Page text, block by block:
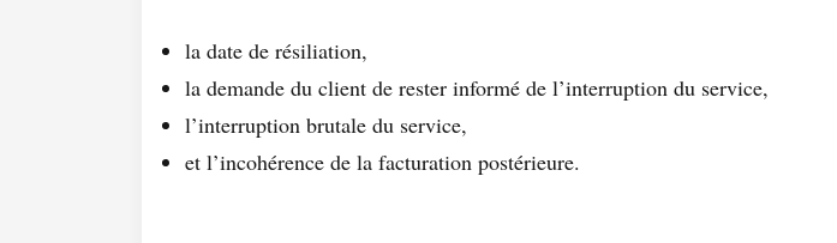
la date de résiliation,
la demande du client de rester informé de l’interruption du service,
l’interruption brutale du service,
et l’incohérence de la facturation postérieure.